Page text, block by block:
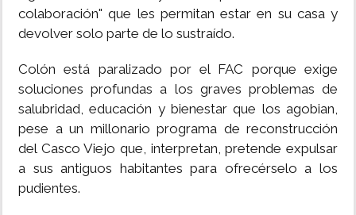
colaboración" que les permitan estar en su casa y
devolver solo parte de lo sustraído.
Colón está paralizado por el FAC porque exige
soluciones profundas a los graves problemas de
salubridad, educación y bienestar que los agobian,
pese a un millonario programa de reconstrucción
del Casco Viejo que, interpretan, pretende expulsar
a sus antiguos habitantes para ofrecérselo a los
pudientes.